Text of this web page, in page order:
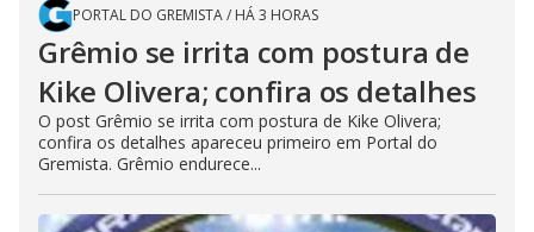
PORTAL DO GREMISTA/ HÁ 3 HORAS
Grêmio se irrita com postura de
Kike Olivera; confira os detalhes
O post Grêmio se irrita com postura de Kike Olivera;
confira os detalhes apareceu primeiro em Portal do
Gremista. Grêmio endurece...